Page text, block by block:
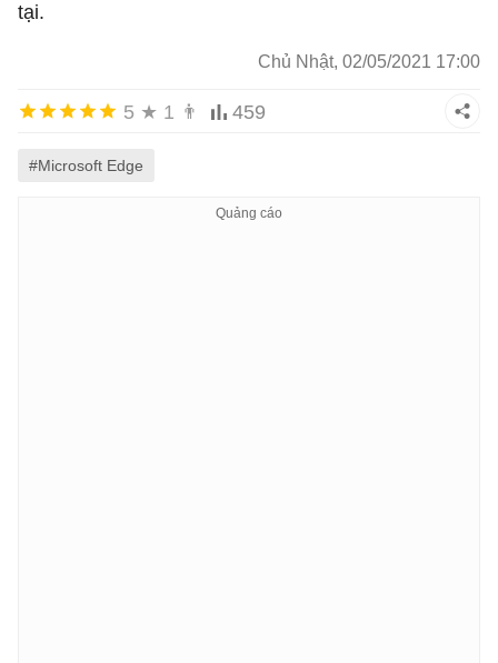
tại.
Chủ Nhật, 02/05/2021 17:00
5 ★ 1 👨 459
#Microsoft Edge